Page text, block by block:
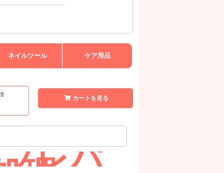
ネイルツール ケア用品
カートを見る
レパ